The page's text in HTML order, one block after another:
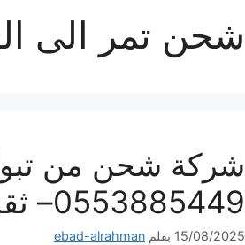
شحن تمر الى
شركة شحن من
0553885449– ثقة وإحترافية لكل شحنة
15/08/2025 بقلم ebad-alrahman